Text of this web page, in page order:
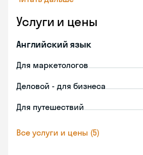
Услуги и цены
Английский язык
Для маркетологов
Деловой - для бизнеса
Для путешествий
Все услуги и цены (5)